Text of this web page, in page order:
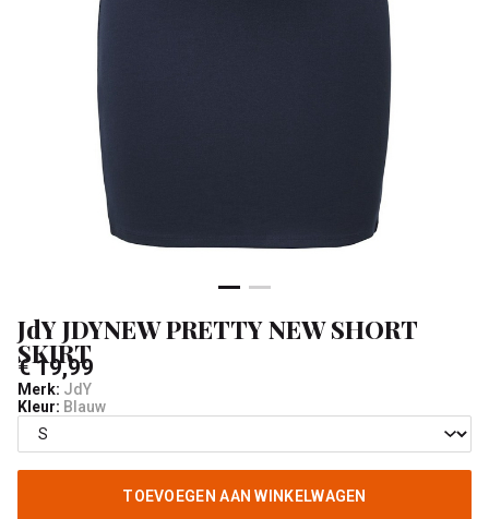
JdY JDYNEW PRETTY NEW SHORT
SKIRT
€ 19,99
Merk: JdY
Kleur: Blauw
TOEVOEGEN AAN WINKELWAGEN